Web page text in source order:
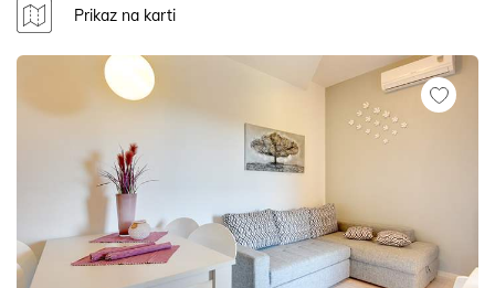
Prikaz na karti